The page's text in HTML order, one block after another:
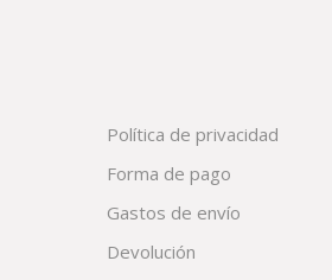
Política de privacidad
Forma de pago
Gastos de envío
Devolución